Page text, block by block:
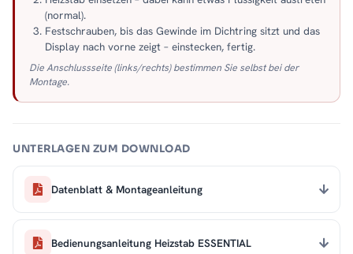
(normal).
Festschrauben, bis das Gewinde im Dichtring sitzt und das
Display nach vorne zeigt – einstecken, fertig.
Die Anschlussseite (links/rechts) bestimmen Sie selbst bei der
Montage.
UNTERLAGEN ZUM DOWNLOAD
Datenblatt & Montageanleitung
Bedienungsanleitung Heizstab ESSENTIAL